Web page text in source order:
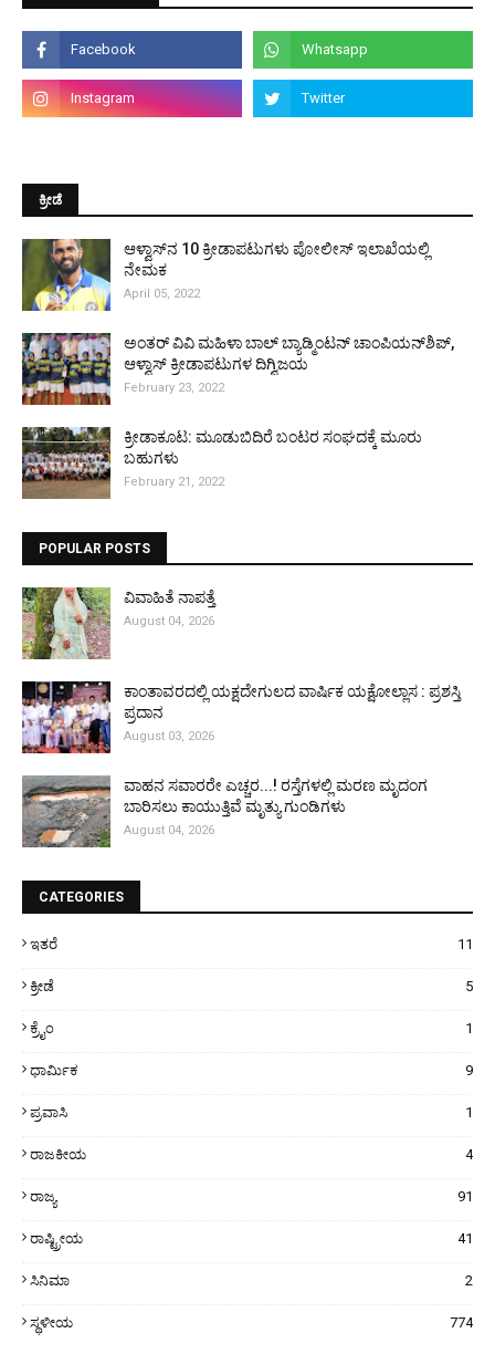
ಕ್ರೀಡೆ
ಆಳ್ವಾಸ್‌ನ 10 ಕ್ರೀಡಾಪಟುಗಳು ಪೋಲೀಸ್ ಇಲಾಖೆಯಲ್ಲಿ
ನೇಮಕ
April 05, 2022
ಅಂತರ್ ವಿವಿ ಮಹಿಳಾ ಬಾಲ್ ಬ್ಯಾಡ್ಮಿಂಟನ್ ಚಾಂಪಿಯನ್‌ಶಿಪ್,
ಆಳ್ವಾಸ್ ಕ್ರೀಡಾಪಟುಗಳ ದಿಗ್ವಿಜಯ
February 23, 2022
ಕ್ರೀಡಾಕೂಟ: ಮೂಡುಬಿದಿರೆ ಬಂಟರ ಸಂಘದಕ್ಕೆ ಮೂರು
ಬಹುಗಳು
February 21, 2022
POPULAR POSTS
ವಿವಾಹಿತೆ ನಾಪತ್ತೆ
August 04, 2026
ಕಾಂತಾವರದಲ್ಲಿ ಯಕ್ಷದೇಗುಲದ ವಾರ್ಷಿಕ ಯಕ್ಷೋಲ್ಲಾಸ : ಪ್ರಶಸ್ತಿ
ಪ್ರದಾನ
August 03, 2026
ವಾಹನ ಸವಾರರೇ ಎಚ್ಚರ...! ರಸ್ತೆಗಳಲ್ಲಿ ಮರಣ ಮೃದಂಗ
ಬಾರಿಸಲು ಕಾಯುತ್ತಿವೆ ಮೃತ್ಯು ಗುಂಡಿಗಳು
August 04, 2026
CATEGORIES
ಇತರೆ 11
ಕ್ರೀಡೆ 5
ಕ್ರೈಂ 1
ಧಾರ್ಮಿಕ 9
ಪ್ರವಾಸಿ 1
ರಾಜಕೀಯ 4
ರಾಜ್ಯ 91
ರಾಷ್ಟ್ರೀಯ 41
ಸಿನಿಮಾ 2
ಸ್ಥಳೀಯ 774